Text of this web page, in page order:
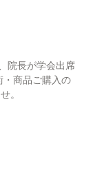
院長が学会出席
・商品ご購入の
。